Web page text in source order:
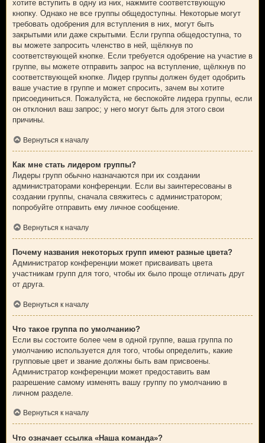
хотите вступить в одну из них, нажмите соответствующую
кнопку. Однако не все группы общедоступны. Некоторые могут
требовать одобрения для вступления в них, могут быть
закрытыми или даже скрытыми. Если группа общедоступна, то
вы можете запросить членство в ней, щёлкнув по
соответствующей кнопке. Если требуется одобрение на участие в
группе, вы можете отправить запрос на вступление, щёлкнув по
соответствующей кнопке. Лидер группы должен будет одобрить
ваше участие в группе и может спросить, зачем вы хотите
присоединиться. Пожалуйста, не беспокойте лидера группы, если
он отклонил ваш запрос; у него могут быть для этого свои
причины.
Вернуться к началу
Как мне стать лидером группы?
Лидеры групп обычно назначаются при их создании
администраторами конференции. Если вы заинтересованы в
создании группы, сначала свяжитесь с администратором;
попробуйте отправить ему личное сообщение.
Вернуться к началу
Почему названия некоторых групп имеют разные цвета?
Администратор конференции может присваивать цвета
участникам групп для того, чтобы их было проще отличать друг
от друга.
Вернуться к началу
Что такое группа по умолчанию?
Если вы состоите более чем в одной группе, ваша группа по
умолчанию используется для того, чтобы определить, какие
групповые цвет и звание должны быть вам присвоены.
Администратор конференции может предоставить вам
разрешение самому изменять вашу группу по умолчанию в
личном разделе.
Вернуться к началу
Что означает ссылка «Наша команда»?